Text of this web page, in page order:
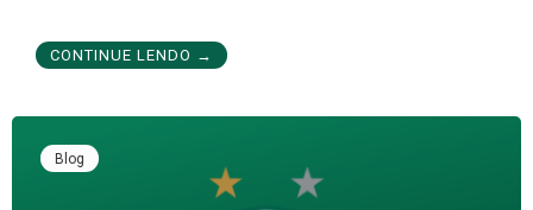
CONTINUE LENDO →
Blog